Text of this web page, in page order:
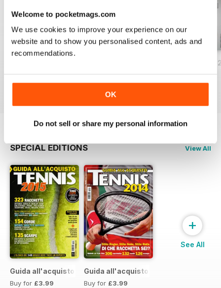
Welcome to pocketmags.com
We use cookies to improve your experience on our
website and to show you personalised content, ads and
recommendations.
OK
Do not sell or share my personal information
Buy for£3.99
Buy for£3.99
Tennis Italiano 5
Buy for£3.99
SPECIAL EDITIONS View All
Guida all'acquisto 2015
Buy for £3.99
Guida all'acquisto 2014
Buy for £3.99
+
See All